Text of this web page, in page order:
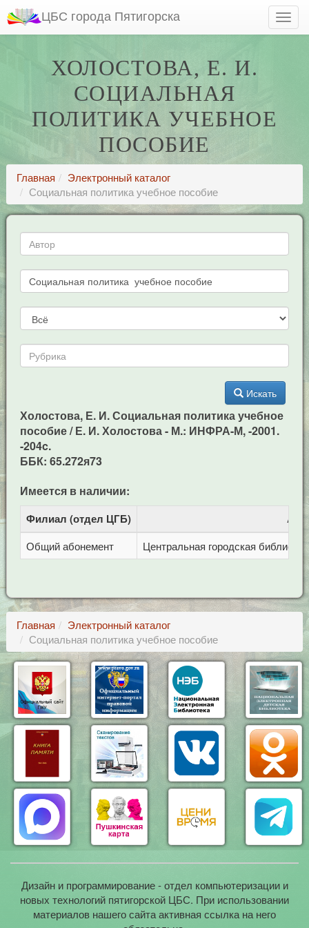
ЦБС города Пятигорска
ХОЛОСТОВА, Е. И.
СОЦИАЛЬНАЯ
ПОЛИТИКА УЧЕБНОЕ
ПОСОБИЕ
Главная
Электронный каталог
Социальная политика учебное пособие
Искать
Холостова, Е. И. Социальная политика учебное
пособие / Е. И. Холостова - М.: ИНФРА-М, -2001.
-204c.
ББК: 65.272я73
Имеется в наличии:
Филиал (отдел ЦГБ)
Общий абонемент Центральная городская
Главная
Электронный каталог
Социальная политика учебное пособие
Дизайн и программирование - отдел компьютеризации и
новых технологий пятигорской ЦБС. При использовании
материалов нашего сайта активная ссылка на него